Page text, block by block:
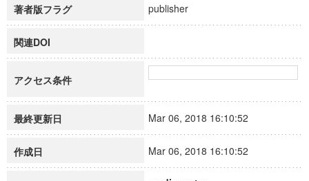
著者版フラグ publisher
関連DOI
アクセス条件
最終更新日 Mar 06, 2018 16:10:52
作成日 Mar 06, 2018 16:10:52